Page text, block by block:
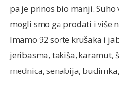
pa je prinos bio manji. Suho
mogli smo ga prodati i više
Imamo 92 sorte krušaka i
jeribasma, takiša, karamut,
mednica, senabija,